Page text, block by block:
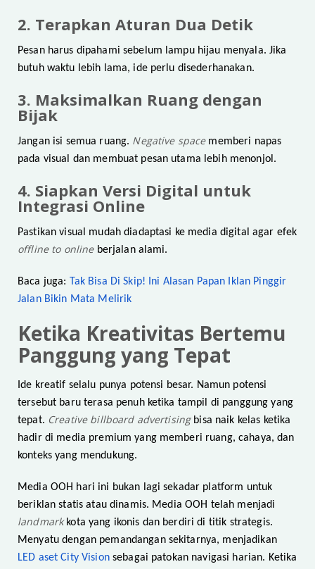
2. Terapkan Aturan Dua Detik
Pesan harus dipahami sebelum lampu hijau menyala. Jika
butuh waktu lebih lama, ide perlu disederhanakan.
3. Maksimalkan Ruang dengan
Bijak
Jangan isi semua ruang. Negative spacememberi napas
pada visual dan membuat pesan utama lebih menonjol.
4. Siapkan Versi Digital untuk
Integrasi Online
Pastikan visual mudah diadaptasi ke media digital agar efek
offline to online berjalan alami.
Baca juga: Tak Bisa Di Skip! Ini Alasan Papan Iklan Pinggir
Jalan Bikin Mata Melirik
Ketika Kreativitas Bertemu
Panggung yang Tepat
Ide kreatif selalu punya potensi besar. Namun potensi
tersebut baru terasa penuh ketika tampil di panggung yang
tepat. Creative billboard advertisingbisa naik kelas ketika
hadir di media premium yang memberi ruang, cahaya, dan
konteks yang mendukung.
Media OOH hari ini bukan lagi sekadar platform untuk
beriklan statis atau dinamis. Media OOH telah menjadi
landmark kota yang ikonis dan berdiri di titik strategis.
Menyatu dengan pemandangan sekitarnya, menjadikan
LED aset City Visionsebagai patokan navigasi harian. Ketika